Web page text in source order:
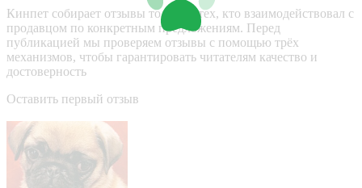
Кинпет собирает отзывы только у тех, кто взаимодействовал с
продавцом по конкретным предложениям. Перед
публикацией мы проверяем отзывы с помощью трёх
механизмов, чтобы гарантировать читателям качество и
достоверность
Оставить первый отзыв